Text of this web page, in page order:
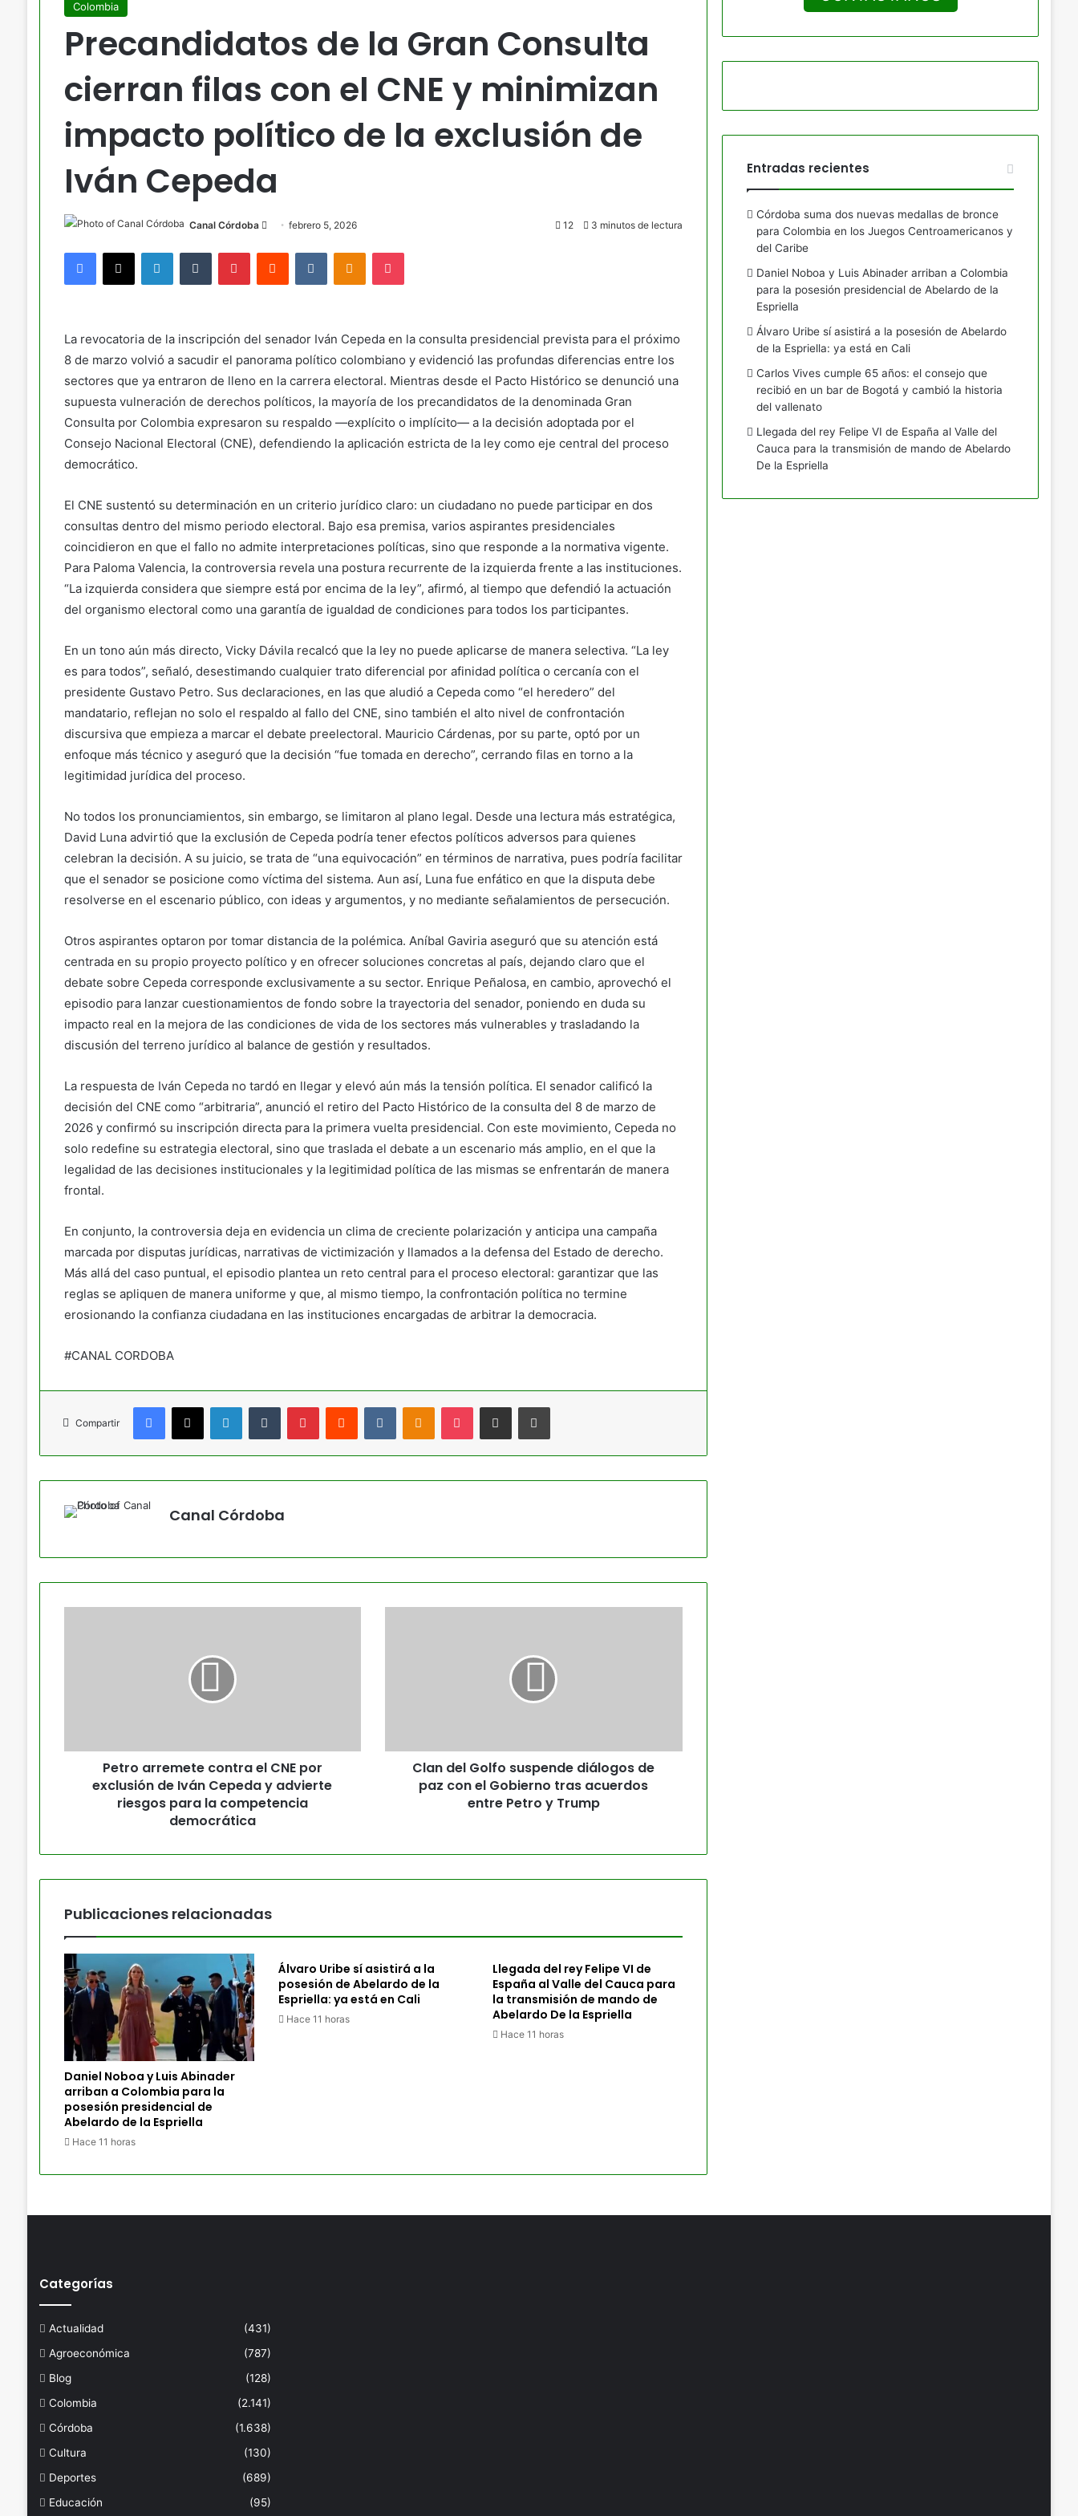
Colombia
Precandidatos de la Gran Consulta
cierran filas con el CNE y minimizan
impacto político de la exclusión de
Iván Cepeda
Canal Córdoba Send
email
febrero 5, 2026 12 3 minutos de lectura
Facebook
X LinkedInTumblr PinterestReddit VKontakteOdnoklassniki
Pocket
La revocatoria de la inscripción del senador Iván Cepeda en la consulta presidencial prevista para el próximo
8 de marzo volvió a sacudir el panorama político colombiano y evidenció las profundas diferencias entre los
sectores que ya entraron de lleno en la carrera electoral. Mientras desde el Pacto Histórico se denunció una
supuesta vulneración de derechos políticos, la mayoría de los precandidatos de la denominada Gran
Consulta por Colombia expresaron su respaldo —explícito o implícito— a la decisión adoptada por el
Consejo Nacional Electoral (CNE), defendiendo la aplicación estricta de la ley como eje central del proceso
democrático.
El CNE sustentó su determinación en un criterio jurídico claro: un ciudadano no puede participar en dos
consultas dentro del mismo periodo electoral. Bajo esa premisa, varios aspirantes presidenciales
coincidieron en que el fallo no admite interpretaciones políticas, sino que responde a la normativa vigente.
Para Paloma Valencia, la controversia revela una postura recurrente de la izquierda frente a las instituciones.
“La izquierda considera que siempre está por encima de la ley”, afirmó, al tiempo que defendió la actuación
del organismo electoral como una garantía de igualdad de condiciones para todos los participantes.
En un tono aún más directo, Vicky Dávila recalcó que la ley no puede aplicarse de manera selectiva. “La ley
es para todos”, señaló, desestimando cualquier trato diferencial por afinidad política o cercanía con el
presidente Gustavo Petro. Sus declaraciones, en las que aludió a Cepeda como “el heredero” del
mandatario, reflejan no solo el respaldo al fallo del CNE, sino también el alto nivel de confrontación
discursiva que empieza a marcar el debate preelectoral. Mauricio Cárdenas, por su parte, optó por un
enfoque más técnico y aseguró que la decisión “fue tomada en derecho”, cerrando filas en torno a la
legitimidad jurídica del proceso.
No todos los pronunciamientos, sin embargo, se limitaron al plano legal. Desde una lectura más estratégica,
David Luna advirtió que la exclusión de Cepeda podría tener efectos políticos adversos para quienes
celebran la decisión. A su juicio, se trata de “una equivocación” en términos de narrativa, pues podría facilitar
que el senador se posicione como víctima del sistema. Aun así, Luna fue enfático en que la disputa debe
resolverse en el escenario público, con ideas y argumentos, y no mediante señalamientos de persecución.
Otros aspirantes optaron por tomar distancia de la polémica. Aníbal Gaviria aseguró que su atención está
centrada en su propio proyecto político y en ofrecer soluciones concretas al país, dejando claro que el
debate sobre Cepeda corresponde exclusivamente a su sector. Enrique Peñalosa, en cambio, aprovechó el
episodio para lanzar cuestionamientos de fondo sobre la trayectoria del senador, poniendo en duda su
impacto real en la mejora de las condiciones de vida de los sectores más vulnerables y trasladando la
discusión del terreno jurídico al balance de gestión y resultados.
La respuesta de Iván Cepeda no tardó en llegar y elevó aún más la tensión política. El senador calificó la
decisión del CNE como “arbitraria”, anunció el retiro del Pacto Histórico de la consulta del 8 de marzo de
2026 y confirmó su inscripción directa para la primera vuelta presidencial. Con este movimiento, Cepeda no
solo redefine su estrategia electoral, sino que traslada el debate a un escenario más amplio, en el que la
legalidad de las decisiones institucionales y la legitimidad política de las mismas se enfrentarán de manera
frontal.
En conjunto, la controversia deja en evidencia un clima de creciente polarización y anticipa una campaña
marcada por disputas jurídicas, narrativas de victimización y llamados a la defensa del Estado de derecho.
Más allá del caso puntual, el episodio plantea un reto central para el proceso electoral: garantizar que las
reglas se apliquen de manera uniforme y que, al mismo tiempo, la confrontación política no termine
erosionando la confianza ciudadana en las instituciones encargadas de arbitrar la democracia.
#CANAL CORDOBA
Compartir
Facebook
X LinkedInTumblr PinterestReddit VKontakteOdnoklassniki
Pocket Compartir por correo electrónicoImprimir
Canal Córdoba
Petro arremete contra el CNE por
exclusión de Iván Cepeda y advierte
riesgos para la competencia
democrática
Clan del Golfo suspende diálogos de
paz con el Gobierno tras acuerdos
entre Petro y Trump
Publicaciones relacionadas
Daniel Noboa y Luis Abinader
arriban a Colombia para la
posesión presidencial de
Abelardo de la Espriella
Hace 11 horas
Álvaro Uribe sí asistirá a la
posesión de Abelardo de la
Espriella: ya está en Cali
Hace 11 horas
Llegada del rey Felipe VI de
España al Valle del Cauca para
la transmisión de mando de
Abelardo De la Espriella
Hace 11 horas
Entradas recientes
Córdoba suma dos nuevas medallas de bronce
para Colombia en los Juegos Centroamericanos y
del Caribe
Daniel Noboa y Luis Abinader arriban a Colombia
para la posesión presidencial de Abelardo de la
Espriella
Álvaro Uribe sí asistirá a la posesión de Abelardo
de la Espriella: ya está en Cali
Carlos Vives cumple 65 años: el consejo que
recibió en un bar de Bogotá y cambió la historia
del vallenato
Llegada del rey Felipe VI de España al Valle del
Cauca para la transmisión de mando de Abelardo
De la Espriella
Categorías
Actualidad
(431)
Agroeconómica
(787)
Blog
(128)
Colombia
(2.141)
Córdoba
(1.638)
Cultura
(130)
Deportes
(689)
Educación
(95)